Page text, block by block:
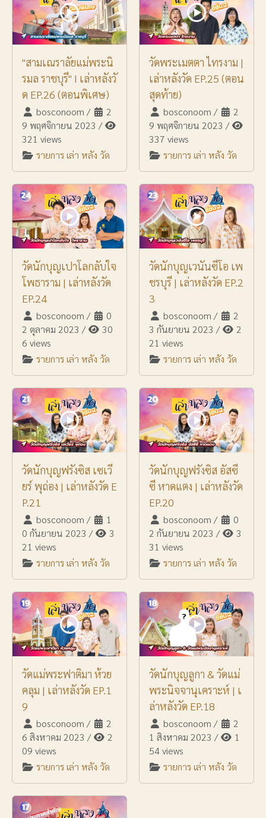
"สามเณราลัยแม่พระนิ
รมล ราชบุรี" I เล่าหลังวั
ด EP.26 (ตอนพิเศษ)
bosconoom /
2
9 พฤศจิกายน 2023 /
321 views
รายการ เล่า หลัง วัด
วัดพระเมตตา ไทรงาม |
เล่าหลังวัด EP.25 (ตอน
สุดท้าย)
bosconoom /
2
9 พฤศจิกายน 2023 /
337 views
รายการ เล่า หลัง วัด
วัดนักบุญเปาโลกลับใจ
โพธาราม | เล่าหลังวัด
EP.24
bosconoom /
0
2 ตุลาคม 2023 /
30
6 views
รายการ เล่า หลัง วัด
วัดนักบุญเวนันซีโอ เพ
ชรบุรี | เล่าหลังวัด EP.2
3
bosconoom /
2
3 กันยายน 2023 /
2
21 views
รายการ เล่า หลัง วัด
วัดนักบุญฟรังซิส เซเวี
ยร์ พุถ่อง | เล่าหลังวัด E
P.21
bosconoom /
1
0 กันยายน 2023 /
3
21 views
รายการ เล่า หลัง วัด
วัดนักบุญฟรังซิส อัสซี
ซี หาดแตง | เล่าหลังวัด
EP.20
bosconoom /
0
2 กันยายน 2023 /
3
31 views
รายการ เล่า หลัง วัด
วัดแม่พระฟาติมา ห้วย
คลุม | เล่าหลังวัด EP.1
9
bosconoom /
2
6 สิงหาคม 2023 /
2
09 views
รายการ เล่า หลัง วัด
วัดนักบุญลูกา & วัดแม่
พระนิจจานุเคราะห์ | เ
ล่าหลังวัด EP.18
bosconoom /
2
1 สิงหาคม 2023 /
1
54 views
รายการ เล่า หลัง วัด